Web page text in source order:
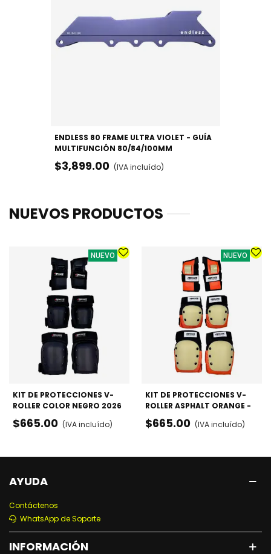
ENDLESS 80 FRAME ULTRA VIOLET - GUÍA
MULTIFUNCIÓN 80/84/100MM
$3,899.00 (IVA incluído)
NUEVOS PRODUCTOS
NUEVO
KIT DE PROTECCIONES V-
ROLLER COLOR NEGRO 2026
- RODILLERAS, CODERAS Y
MUÑEQUERAS
$665.00 (IVA incluído)
NUEVO
KIT DE PROTECCIONES V-
ROLLER ASPHALT ORANGE -
RODILLERAS, CODERAS Y
MUÑEQUERAS
$665.00 (IVA incluído)
AYUDA
Contáctenos
WhatsApp de Soporte
INFORMACIÓN